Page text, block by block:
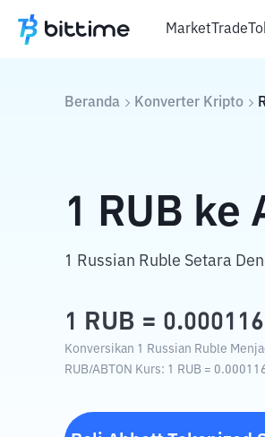
MarketTrade
Beranda Konverter Kripto
1 RUB ke
1 Russian Ruble Setara
1 RUB =
Konversikan 1 Russian Ruble
RUB/ABTON Kurs: 1 RUB =